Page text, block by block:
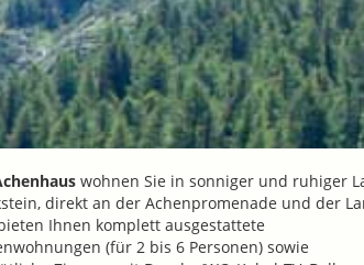
wohnen Sie in sonniger und ruhiger
direkt an der Achenpromenade und der
Ihnen komplett ausgestattete
(für 2 bis 6 Personen) sowie